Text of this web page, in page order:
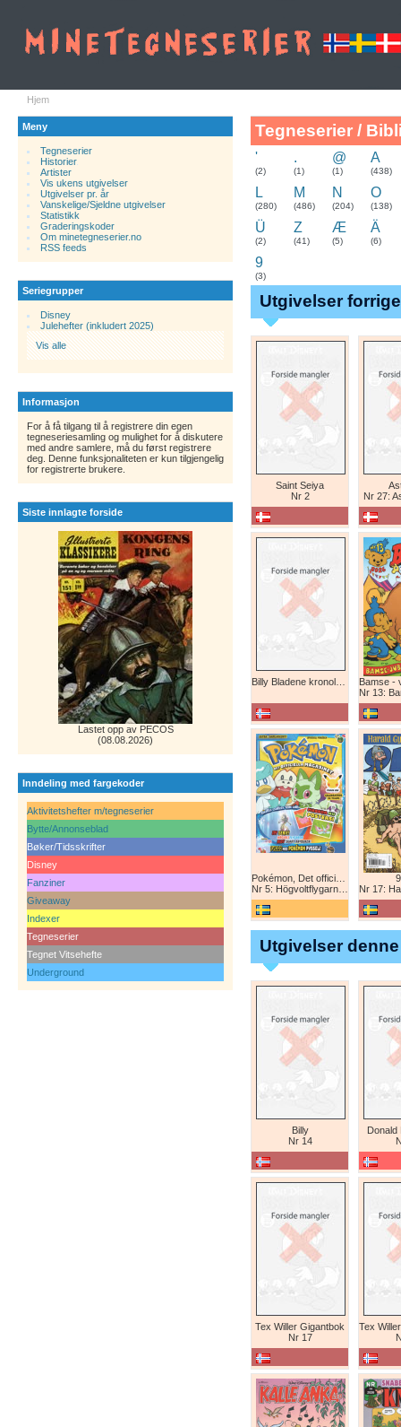
Hjem
Meny
Tegneserier
Historier.
Artister
Vis ukens utgivelser
Utgivelser pr. år
Vanskelige/Sjeldne utgivelser
Statistikk
Graderingskoder
Om minetegneserier.no
RSS feeds
Seriegrupper
Disney
Julehefter (inkludert 2025)
Vis alle
Informasjon
For å få tilgang til å registrere din egen
tegneseriesamling og mulighet for å diskutere
med andre samlere, må du først registrere
deg. Denne funksjonaliteten er kun tilgjengelig
for registrerte brukere.
Siste innlagte forside
Lastet opp av PECOS
(08.08.2026)
Inndeling med fargekoder
Aktivitetshefter m/tegneserier
Bytte/Annonseblad
Bøker/Tidsskrifter
Disney
Fanziner
Giveaway
Indexer
Tegneserier
Tegnet Vitsehefte
Underground
Tegneserier /
'
(2)
.
(1)
@
(1)
A
(438)
L
(280)
M
(486)
N
(204)
O
(138)
Ü
(2)
Z
(41)
Æ
(5)
Ä
(6)
9
(3)
Utgivelser
Saint Seiya
Nr 2
Nr 27:
Nr 13: Bamse-
Nr 5: Högvoltflygarna mot Svart Rayquaza!
Nr 17: Harald
Utgivelser
Billy
Nr 14
Donald
Tex Willer Gigantbok
Nr 17